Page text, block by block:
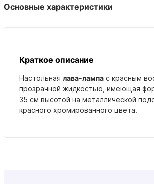
Основные характеристики
Краткое описание
Настольная лава-лампа с красным
прозрачной жидкостью, имеющая
35 см высотой на металлической
красного хромированного цвета.